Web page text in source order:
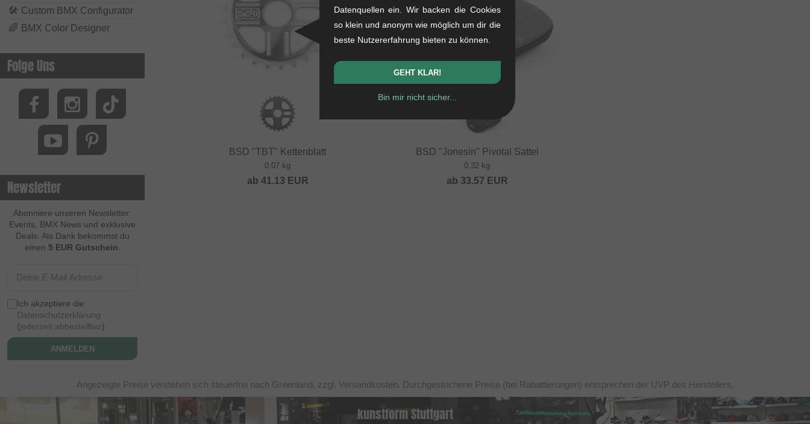
🛠 Custom BMX Configurator
🌈 BMX Color Designer
Folge Uns
Newsletter
Abonniere unseren Newsletter:
Events, BMX News und exklusive
Deals. Als Dank bekommst du
einen 5 EUR Gutschein
Ich akzeptiere die
Datenschutzerklärung
(jederzeit abbestellbar)
ANMELDEN
BSD "TBT" Kettenblatt
0.07 kg
ab 41.13 EUR
BSD "Jonesin" Pivotal Sattel
0.32 kg
ab 33.57 EUR
Angezeigte Preise verstehen sich steuerfrei nach Greenland, zzgl. Versandkosten. Durchgestrichene Preise (bei Rabattierungen) entsprechen der UVP des Herstellers.
kunstform Stuttgart
Datenquellen ein. Wir backen die Cookies
so klein und anonym wie möglich um dir die
beste Nutzererfahrung bieten zu können.
GEHT KLAR!
Bin mir nicht sicher...